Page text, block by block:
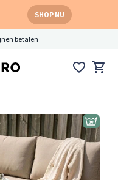
SHOP NU
betalen